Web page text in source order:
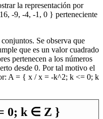
la representación por
-9, -4, -1, 0 } perteneciente
Se observa que
que es un valor cuadrado
pertenecen a los números
desde 0. Por tal motivo el
A = { x / x = -k^2; k <= 0; k
0; k ∈ Z }